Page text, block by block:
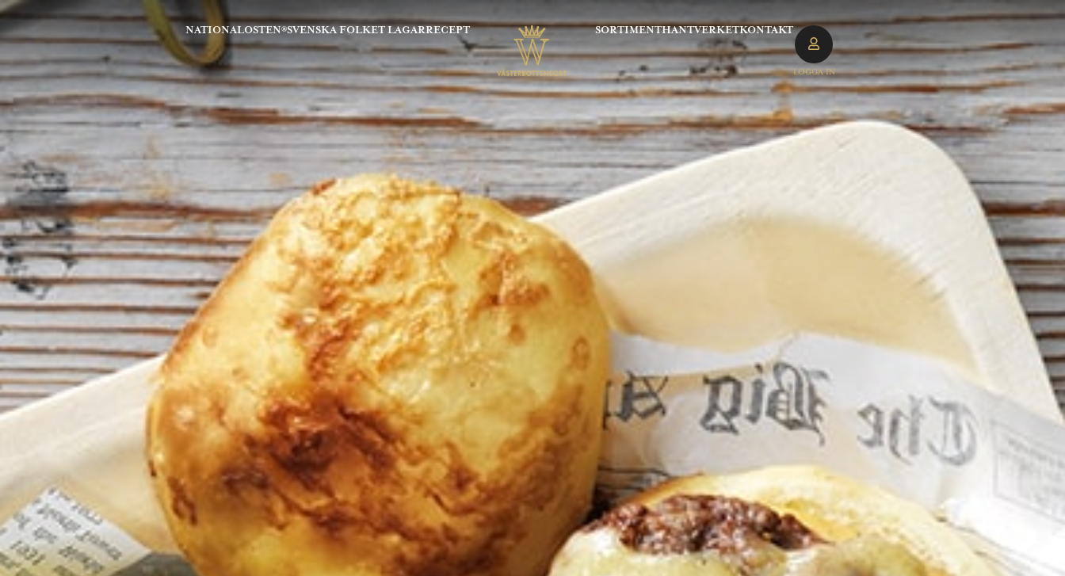
RECEPT
SVENSKA FOLKET LAGAR
NATIONALOSTEN® SORTIMENTHANTVERKETKONTAKT
LOGGA IN